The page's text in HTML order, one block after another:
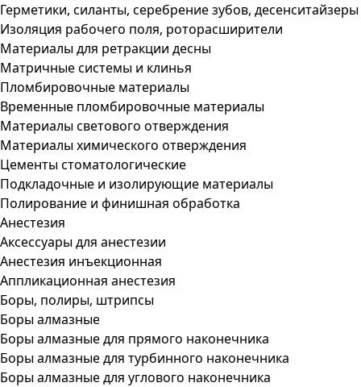
Герметики, силанты, серебрение зубов, десенситайзеры
Изоляция рабочего поля, роторасширители
Материалы для ретракции десны
Матричные системы и клинья
Пломбировочные материалы
Временные пломбировочные материалы
Материалы светового отверждения
Материалы химического отверждения
Цементы стоматологические
Подкладочные и изолирующие материалы
Полирование и финишная обработка
Анестезия
Аксессуары для анестезии
Анестезия инъекционная
Аппликационная анестезия
Боры, полиры, штрипсы
Боры алмазные
Боры алмазные для прямого наконечника
Боры алмазные для турбинного наконечника
Боры алмазные для углового наконечника